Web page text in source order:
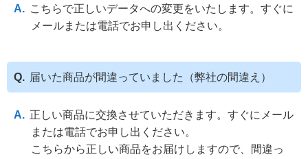
こちらで正しいデータへの変更をいたします。すぐに
メールまたは電話でお申し出ください。
届いた商品が間違っていました（弊社の間違え）
正しい商品に交換させていただきます。すぐにメール
または電話でお申し出ください。
こちらから正しい商品をお届けしますので、間違っ